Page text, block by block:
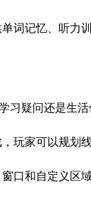
词记忆、听力
习疑问还是生
玩家可以规划
口和自定义区